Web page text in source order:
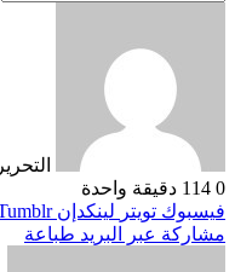
التحرير
0
دقيقة واحدة
فيسبوك تويتر لينكدإن
مشاركة عبر البريد طباعة